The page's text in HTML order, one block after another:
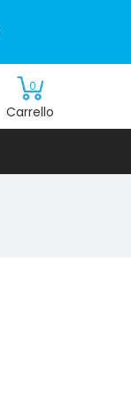
0
Carrello